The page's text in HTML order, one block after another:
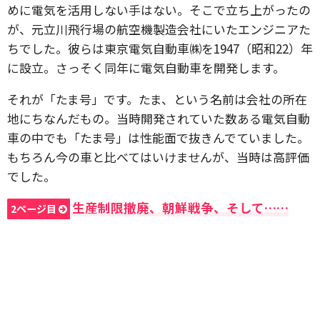
めに電気を活用しない手はない。そこで立ち上がったの
が、元立川飛行場の航空機製造会社にいたエンジニアた
ちでした。彼らは東京電気自動車㈱を1947（昭和22）年
に設立。さっそく同年に電気自動車を開発します。
それが「たま号」です。たま、という名前は会社の所在
地にちなんだもの。当時開発されていた数ある電気自動
車の中でも「たま号」は性能面で抜きんでていました。
もちろん今の車と比べてはいけませんが、当時は高評価
でした。
2ページ目 生産制限撤廃、朝鮮戦争、そして……